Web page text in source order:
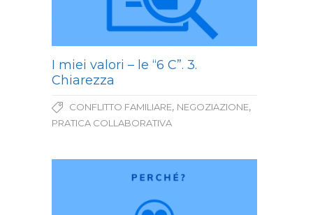
I miei valori – le “6 C”. 3.
Chiarezza
CONFLITTO FAMILIARE, NEGOZIAZIONE,
PRATICA COLLABORATIVA